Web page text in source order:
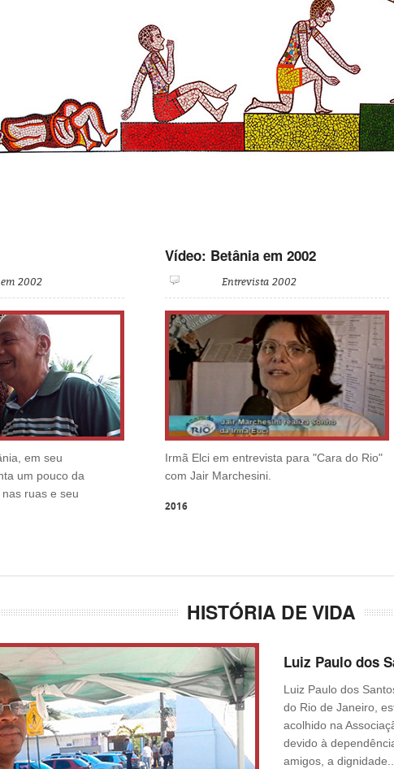
2002
em seu
um pouco da
ruas e seu
Vídeo: Betânia em 2002
Entrevista 2002
Irmã Elci em entrevista para "Cara do Rio"
com Jair Marchesini.
2016
HISTÓRIA DE VIDA
Luiz Paulo dos
Luiz Paulo dos
do Rio de Janeiro,
acolhido na
devido à
amigos, a